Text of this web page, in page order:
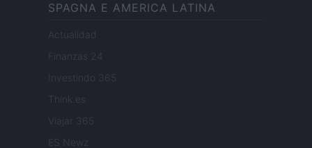
SPAGNA E AMERICA LATINA
Actualidad
Finanzas 24
Investindo 365
Think.es
Viajar 365
ES Newz